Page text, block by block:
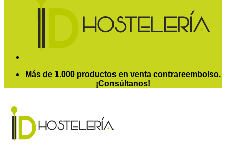
Más de 1.000 productos en venta contrareembolso.
¡Consúltanos!